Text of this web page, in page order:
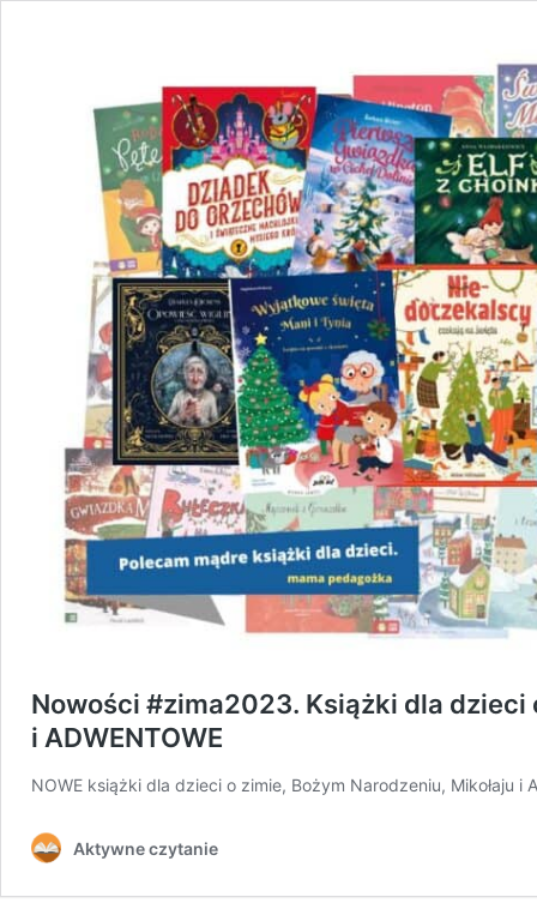
Nowości #zima2023. Książki dla dzieci
i ADWENTOWE
NOWE książki dla dzieci o zimie, Bożym Narodzeniu, Mikołaju
Aktywne czytanie